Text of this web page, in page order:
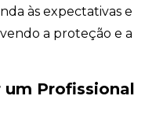
às expectativas e
a proteção e a
Profissional